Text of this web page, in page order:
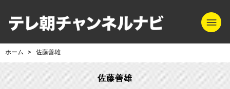
テレ朝チャンネ
ホーム 佐藤善雄
佐藤善雄